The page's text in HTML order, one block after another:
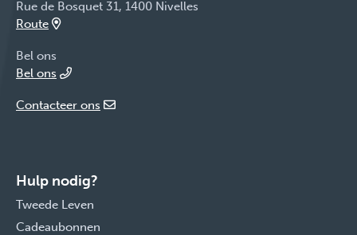
Rue de Bosquet 31, 1400 Nivelles
Route
Bel ons
Bel ons
Contacteer ons
Hulp nodig?
Tweede Leven
Cadeaubonnen